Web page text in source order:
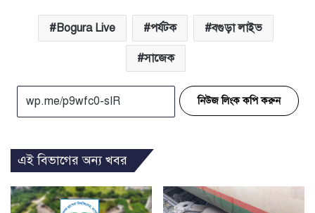
Bogura Live পর্যটক বগুড়া লাইভ
সাজেক
নিউজ লিংক কপি করুন
এই বিভাগের অন্য খবর